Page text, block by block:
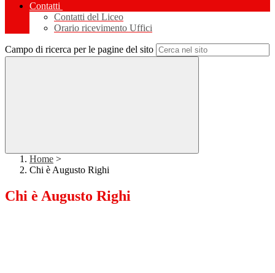
Contatti
Contatti del Liceo
Orario ricevimento Uffici
Campo di ricerca per le pagine del sito
Home >
Chi è Augusto Righi
Chi è Augusto Righi